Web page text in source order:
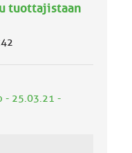
tuottajistaan
- 25.03.21 -